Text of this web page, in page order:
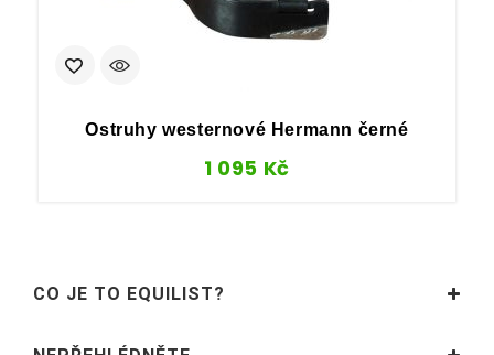
Ostruhy westernové Hermann černé
1 095 Kč
CO JE TO EQUILIST?